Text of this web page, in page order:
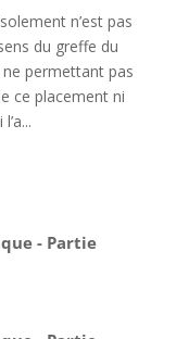
n’est pas
du greffe du
permettant pas
ce placement ni
- Partie